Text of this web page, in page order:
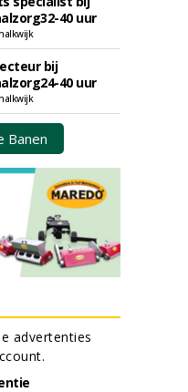
40 uur
bij
40 uur
Banen
advertenties